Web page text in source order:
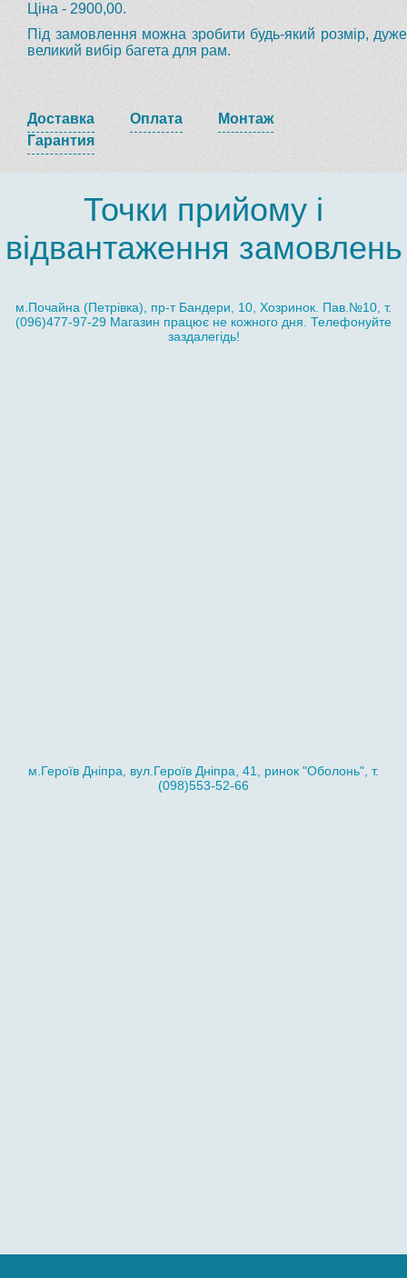
Ціна - 2900,00.
Під замовлення можна зробити будь-який розмір, дуже
великий вибір багета для рам.
Доставка Оплата
Монтаж
Гарантия
Точки прийому і
відвантаження замовлень
м.Почайна (Петрівка), пр-т Бандери, 10, Хозринок. Пав.№10, т.
(096)477-97-29 Магазин працює не кожного дня. Телефонуйте
заздалегідь!
м.Героїв Дніпра, вул.Героїв Дніпра, 41, ринок "Оболонь", т.
(098)553-52-66